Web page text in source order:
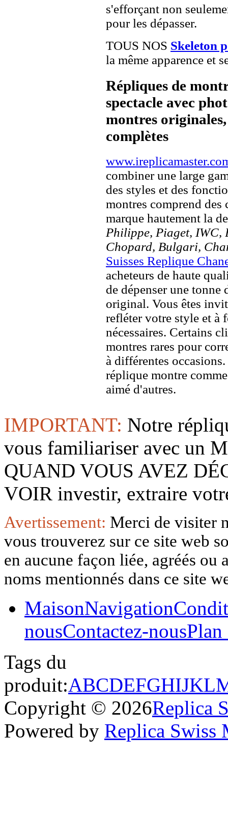
s'efforçant non
pour les dépasser.
TOUS NOS Skeleton
la même apparence et
Répliques de
spectacle avec
montres
complètes
combiner une large
des styles et des
montres comprend des
marque hautement la
Philippe, Piaget, IWC,
Chopard, Bulgari,
Suisses Replique
acheteurs de haute
de dépenser une
original. Vous êtes
refléter votre style et à
nécessaires. Certains
montres rares pour
à différentes
réplique montre
aimé d'autres.
IMPORTANT: Notre
vous familiariser avec un
QUAND VOUS AVEZ
VOIR investir, extraire
Avertissement: Merci de visiter
vous trouverez sur ce site web
en aucune façon liée, agréés
noms mentionnés dans ce site
MaisonNavigation
nousContactez-nousPlan
Tags du
produit:ABCDEFGHIJKL
Copyright © 2026Replica
Powered by Replica Swiss